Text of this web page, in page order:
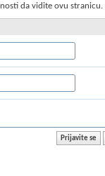
da vidite ovu stranicu.